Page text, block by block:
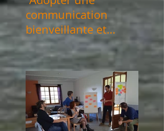
communication
bienveillante et
consciente" les 21 &
28 novembre 2025